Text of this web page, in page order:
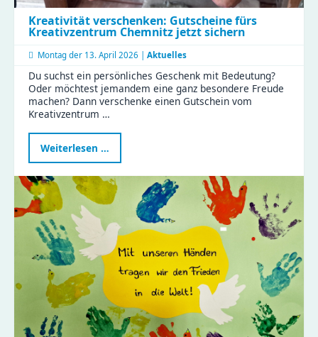
Kreativität verschenken: Gutscheine fürs
Kreativzentrum Chemnitz jetzt sichern
Montag der 13. April 2026 | Aktuelles
Du suchst ein persönliches Geschenk mit Bedeutung?
Oder möchtest jemandem eine ganz besondere Freude
machen? Dann verschenke einen Gutschein vom
Kreativzentrum …
Weiterlesen …
verschenken:
Gutscheine
fürs
Kreativzentrum
Chemnitz
jetzt
sichern